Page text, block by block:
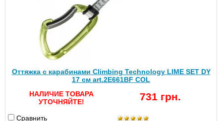
Оттяжка с карабинами Climbing Technology LIME SET DY
17 см art.2E661BF COL
НАЛИЧИЕ ТОВАРА
УТОЧНЯЙТЕ!
731 грн.
Сравнить